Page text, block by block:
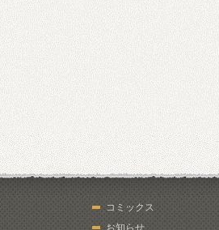
コミックス
お知らせ